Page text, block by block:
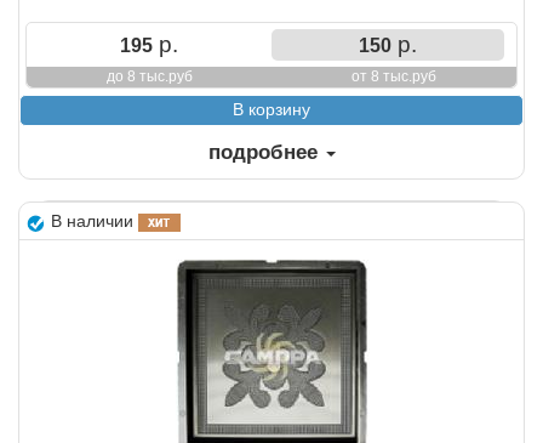
195 р.
до 8 тыс.руб
150р.
от 8 тыс.руб
подробнее
В наличии